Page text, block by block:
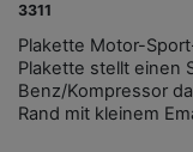
3311
Plakette Motor-
Plakette stellt einen
Benz/Kompressor
Rand mit kleinem